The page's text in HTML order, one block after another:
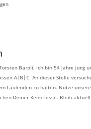
Baroli, ich bin 54 Jahre jung
A|B|C. An dieser Stelle
Laufenden zu halten. Nutze
Deiner Kenntnisse. Bleib aktuell!